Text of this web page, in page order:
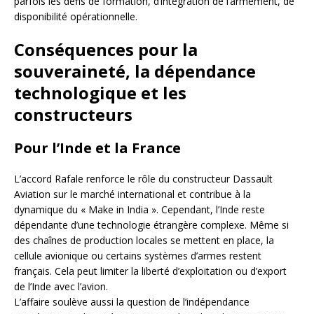
disponibilité opérationnelle.
Conséquences pour la
souveraineté, la dépendance
technologique et les
constructeurs
Pour l’Inde et la France
L’accord Rafale renforce le rôle du constructeur Dassault
Aviation sur le marché international et contribue à la
dynamique du « Make in India ». Cependant, l’Inde reste
dépendante d’une technologie étrangère complexe. Même si
des chaînes de production locales se mettent en place, la
cellule avionique ou certains systèmes d’armes restent
français. Cela peut limiter la liberté d’exploitation ou d’export
de l’Inde avec l’avion.
L’affaire soulève aussi la question de l’indépendance